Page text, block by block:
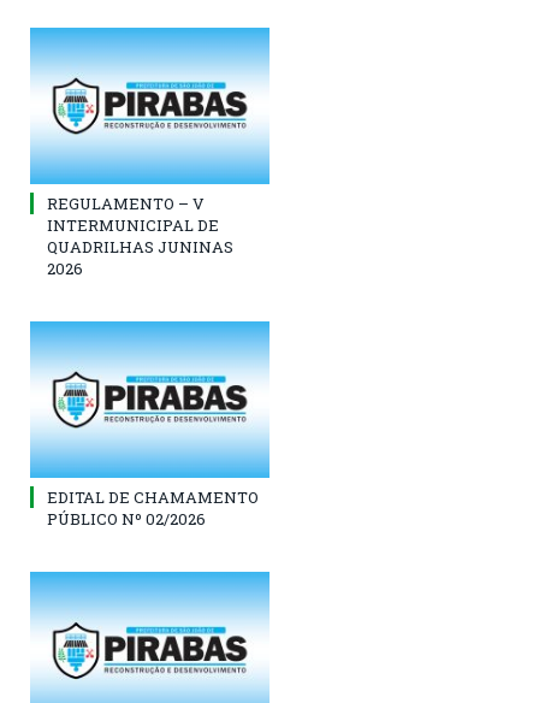
REGULAMENTO – V
INTERMUNICIPAL DE
QUADRILHAS JUNINAS
2026
EDITAL DE CHAMAMENTO
PÚBLICO Nº 02/2026